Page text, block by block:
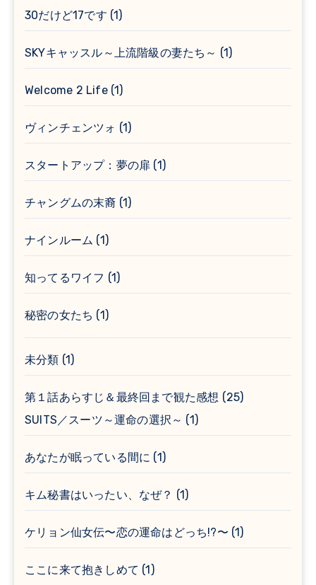
30だけど17です (1)
SKYキャッスル～上流階級の妻たち～ (1)
Welcome 2 Life(1)
ヴィンチェンツォ (1)
スタートアップ：夢の扉 (1)
チャングムの末裔 (1)
ナインルーム (1)
知ってるワイフ (1)
秘密の女たち (1)
未分類 (1)
第１話あらすじ＆最終回まで観た感想 (25)
SUITS／スーツ～運命の選択～ (1)
あなたが眠っている間に (1)
キム秘書はいったい、なぜ？ (1)
ケリョン仙女伝〜恋の運命はどっち!?〜 (1)
ここに来て抱きしめて (1)